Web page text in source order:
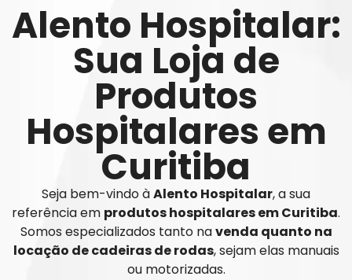
Alento Hospitalar:
Sua Loja de
Produtos
Hospitalares em
Curitiba
Seja bem-vindo àAlento Hospitalar, a sua
referência em produtos hospitalares em Curitiba.
Somos especializados tanto navenda quanto na
locação de cadeiras de rodas, sejam elas manuais
ou motorizadas.